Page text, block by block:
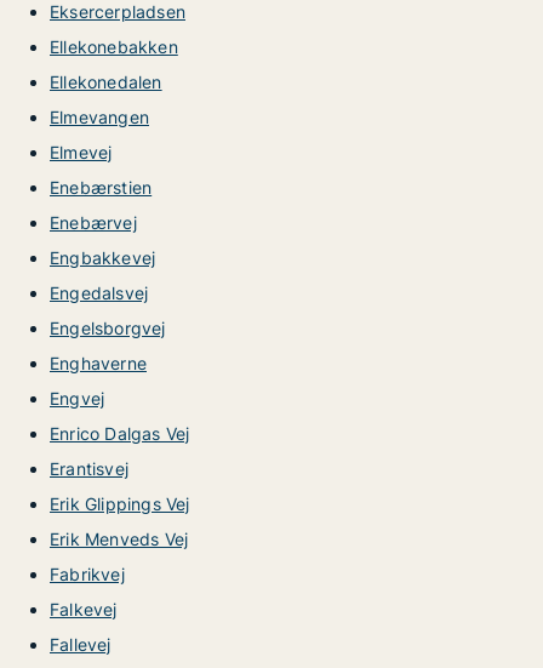
Eksercerpladsen
Ellekonebakken
Ellekonedalen
Elmevangen
Elmevej
Enebærstien
Enebærvej
Engbakkevej
Engedalsvej
Engelsborgvej
Enghaverne
Engvej
Enrico Dalgas Vej
Erantisvej
Erik Glippings Vej
Erik Menveds Vej
Fabrikvej
Falkevej
Fallevej